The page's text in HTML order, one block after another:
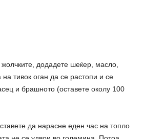
додадете шеќер, масло,
тивок оган да се растопи и се
и брашното (оставете околу 100
да нарасне еден час на топло